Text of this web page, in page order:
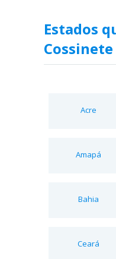
Estados
Cossinete
Acre
Amapá
Bahia
Ceará